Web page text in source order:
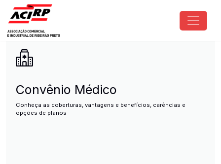
Pular para o conteúdo principal
ACIRP - Associação Comercial
Convênio Médico
Conheça as coberturas, vantagens e benefícios, carências e
opções de planos